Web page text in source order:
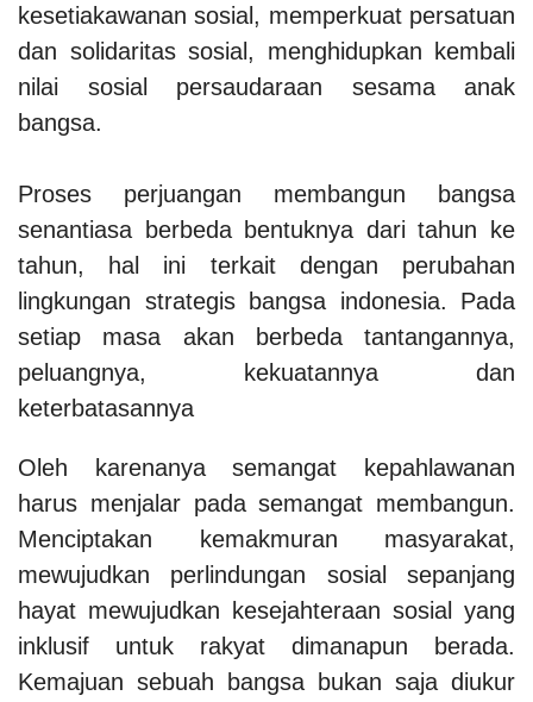
kesetiakawanan sosial, memperkuat persatuan
dan solidaritas sosial, menghidupkan kembali
nilai sosial persaudaraan sesama anak
bangsa.
Proses perjuangan membangun bangsa
senantiasa berbeda bentuknya dari tahun ke
tahun, hal ini terkait dengan perubahan
lingkungan strategis bangsa indonesia. Pada
setiap masa akan berbeda tantangannya,
peluangnya, kekuatannya dan
keterbatasannya
Oleh karenanya semangat kepahlawanan
harus menjalar pada semangat membangun.
Menciptakan kemakmuran masyarakat,
mewujudkan perlindungan sosial sepanjang
hayat mewujudkan kesejahteraan sosial yang
inklusif untuk rakyat dimanapun berada.
Kemajuan sebuah bangsa bukan saja diukur